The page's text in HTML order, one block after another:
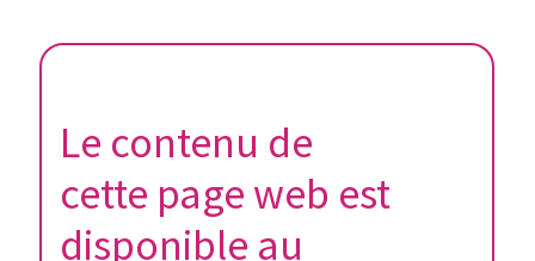
Le contenu de
cette page web est
disponible au